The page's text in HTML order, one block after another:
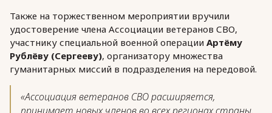
Также на торжественном мероприятии вручили
удостоверение члена Ассоциации ветеранов СВО,
участнику специальной военной операции Артёму
Рублёву (Сергееву), организатору множества
гуманитарных миссий в подразделения на передовой.
«Ассоциация ветеранов СВО расширяется,